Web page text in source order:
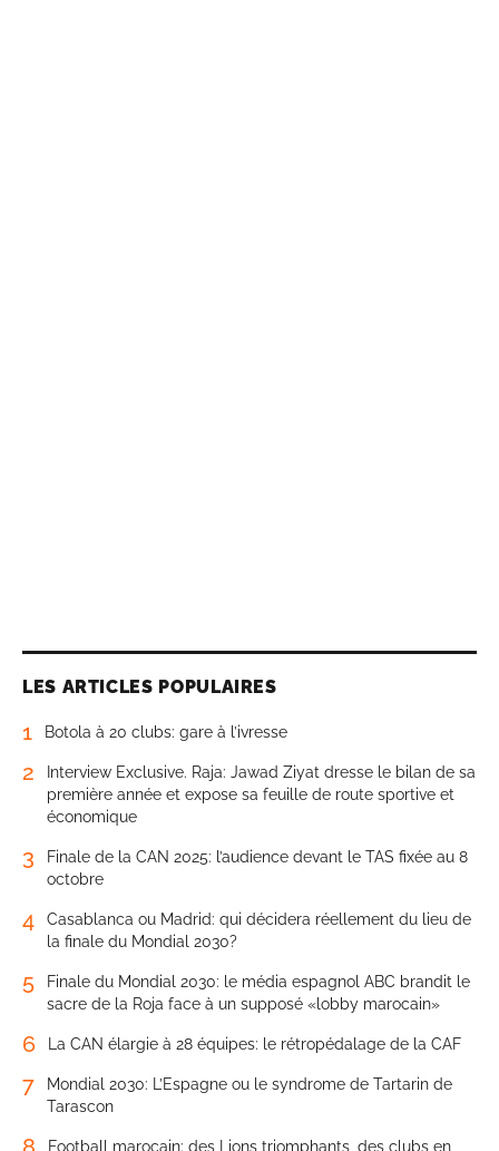
LES ARTICLES POPULAIRES
1 Botola à 20 clubs: gare à l’ivresse
2
Interview Exclusive. Raja: Jawad Ziyat dresse le bilan de sa
première année et expose sa feuille de route sportive et
économique
3
Finale de la CAN 2025: l’audience devant le TAS fixée au 8
octobre
4
Casablanca ou Madrid: qui décidera réellement du lieu de
la finale du Mondial 2030?
5
Finale du Mondial 2030: le média espagnol ABC brandit le
sacre de la Roja face à un supposé «lobby marocain»
6 La CAN élargie à 28 équipes: le rétropédalage de la CAF
7
Mondial 2030: L’Espagne ou le syndrome de Tartarin de
Tarascon
Football marocain: des Lions triomphants, des clubs en